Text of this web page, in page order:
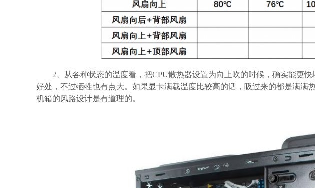
2、从各种状态的温度看，把CPU散热器设置为向上吹的时候，确实能更
好处，不过牺牲也有点大。如果显卡满载温度比较高的话，吸过来的都是满满
机箱的风路设计是有道理的。